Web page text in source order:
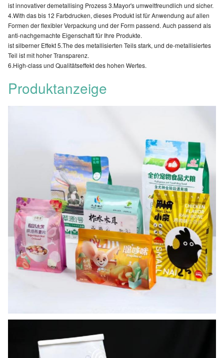
Eigenschaften
und Darstellung
2.Suitable für schwere Produkte von bis zu 20Kg
3.Print registrierte möglichen die Seitenkeile
Druckfläche 4.Larger für das Liefern von
Informationen und von ins Auge fallender
5.Optional faltete und klebte Unterseite
Ausfuhrgenehmigung, ISO, QS (Qualitäts-Safe),
Gesundheitszeugnis, FORM A, Co, SGS, FDA
TradeTerms
EXW/FOB/CIF
Zahlung
T/T mit 30% Ablagerung und
Betrag gezahlt vor Versand
LoadingPort
Qingdao
Zitat wird basiert auf der Anforderung der
gemacht, oder Sie können mit uns für
Verbindung treten. Zögern Sie nicht,
während des 8:30 zu senden - 22:00 im
ist innovativer demetallising Prozess 3.Mayor's umweltfreundlich und sicher.
4.With das bis 12 Farbdrucken, dieses Produkt ist für Anwendung auf allen
Formen der flexibler Verpackung und der Form passend. Auch passend als
anti-nachgemachte Eigenschaft für Ihre Produkte.
ist silberner Effekt 5.The des metallisierten Teils stark, und de-metallisiertes
Teil ist mit hoher Transparenz.
6.High-class und Qualitätseffekt des hohen Wertes.
Produktanzeige